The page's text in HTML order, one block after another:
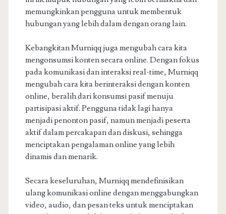
memungkinkan pengguna untuk membentuk
hubungan yang lebih dalam dengan orang lain.
Kebangkitan Murniqq juga mengubah cara kita
mengonsumsi konten secara online. Dengan fokus
pada komunikasi dan interaksi real-time, Murniqq
mengubah cara kita berinteraksi dengan konten
online, beralih dari konsumsi pasif menuju
partisipasi aktif. Pengguna tidak lagi hanya
menjadi penonton pasif, namun menjadi peserta
aktif dalam percakapan dan diskusi, sehingga
menciptakan pengalaman online yang lebih
dinamis dan menarik.
Secara keseluruhan, Murniqq mendefinisikan
ulang komunikasi online dengan menggabungkan
video, audio, dan pesan teks untuk menciptakan